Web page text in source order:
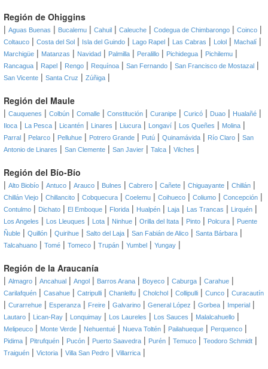
Región de Ohiggins
| Aguas Buenas | Bucalemu | Cahuil | Caleuche | Codegua de Chimbarongo | Coinco |
Coltauco | Costa del Sol | Isla del Guindo | Lago Rapel | Las Cabras | Lolol | Machalí |
Marchigüe | Matanzas | Navidad | Palmilla | Peralillo | Pichidegua | Pichilemu |
Rancagua | Rapel | Rengo | Requínoa | San Fernando | San Francisco de Mostazal |
San Vicente | Santa Cruz | Zúñiga |
Región del Maule
| Cauquenes | Colbún | Comalle | Constitución | Curanipe | Curicó | Duao | Hualañé |
Iloca | La Pesca | Licantén | Linares | Liucura | Longaví | Los Queñes | Molina |
Parral | Pelarco | Pelluhue | Potrero Grande | Putú | Quinamávida | Río Claro | San
Antonio de Linares | San Clemente | San Javier | Talca | Vilches |
Región del Bío-Bío
| Alto Biobío | Antuco | Arauco | Bulnes | Cabrero | Cañete | Chiguayante | Chillán |
Chillán Viejo | Chillancito | Cobquecura | Coelemu | Coihueco | Coliumo | Concepción |
Contulmo | Dichato | El Emboque | Florida | Hualpén | Laja | Las Trancas | Lirquén |
Los Angeles | Los Lleuques | Lota | Ninhue | Orilla del Itata | Pinto | Polcura | Puente
Ñuble | Quillón | Quirihue | Salto del Laja | San Fabián de Alico | Santa Bárbara |
Talcahuano | Tomé | Tomeco | Trupán | Yumbel | Yungay |
Región de la Araucanía
| Almagro | Ancahual | Angol | Barros Arana | Boyeco | Caburga | Carahue |
Carilafquén | Casahue | Catripulli | Chanlelfu | Cholchol | Collipulli | Cunco | Curacautín
| Curarrehue | Esperanza | Freire | Galvarino | General López | Gorbea | Imperial |
Lautaro | Lican-Ray | Lonquimay | Los Laureles | Los Sauces | Malalcahuello |
Melipeuco | Monte Verde | Nehuentué | Nueva Toltén | Pailahueque | Perquenco |
Pidima | Pitrufquén | Pucón | Puerto Saavedra | Purén | Temuco | Teodoro Schmidt |
Traiguén | Victoria | Villa San Pedro | Villarrica |